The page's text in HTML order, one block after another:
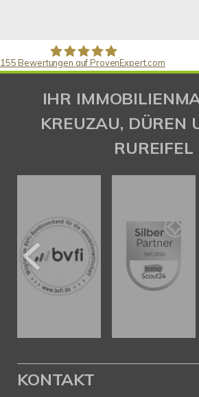
Gaspar Immobilienberatung
155 Bewertungen auf ProvenExpert.com
IHR
KREUZAU, DÜREN
RUREIFEL
KONTAKT